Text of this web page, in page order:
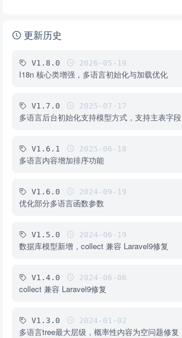
更新历史
V1.8.0 2026-05-19
I18n 核心类增强，多语言初始化与加载优化
V1.7.0 2025-07-17
多语言后台初始化支持模型方式，支持主表字段
V1.6.1 2025-06-18
多语言内容增加排序功能
V1.6.0 2024-09-19
优化部分多语言函数参数
V1.5.0 2024-06-19
数据库模型新增，collect 兼容 Laravel9修复
V1.4.0 2024-06-06
collect 兼容 Laravel9修复
V1.3.0 2024-01-02
多语言tree最大层级，概率性内容为空问题修复